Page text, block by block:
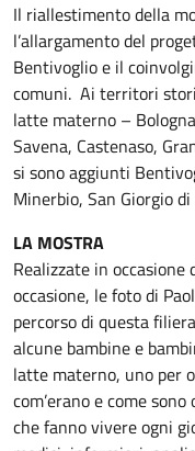
Il riallestimento della
l’allargamento del
Bentivoglio e il
comuni. Ai territori
latte materno –
Savena, Castenaso,
si sono aggiunti
Minerbio, San Giorgio
LA MOSTRA
Realizzate in
occasione, le foto di
percorso di questa
alcune bambine e
latte materno, uno per
com’erano e come
che fanno vivere ogni